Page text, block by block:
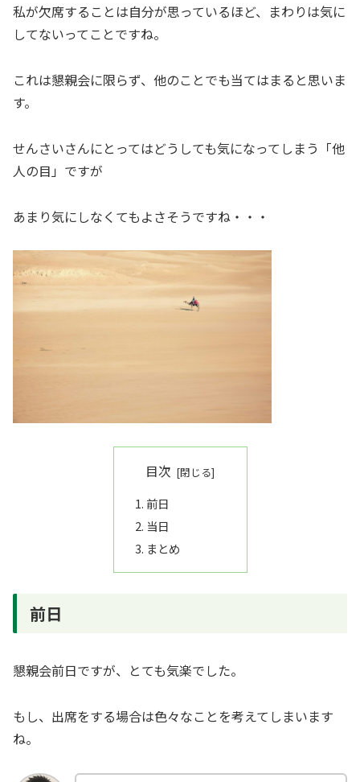
私が欠席することは自分が思っているほど、まわりは気に
してないってことですね。
これは懇親会に限らず、他のことでも当てはまると思いま
す。
せんさいさんにとってはどうしても気になってしまう「他
人の目」ですが
あまり気にしなくてもよさそうですね・・・
目次
前日
当日
まとめ
前日
懇親会前日ですが、とても気楽でした。
もし、出席をする場合は色々なことを考えてしまいます
ね。